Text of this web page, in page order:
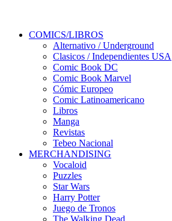
COMICS/LIBROS
Alternativo / Underground
Clasicos / Independientes USA
Comic Book DC
Comic Book Marvel
Cómic Europeo
Comic Latinoamericano
Libros
Manga
Revistas
Tebeo Nacional
MERCHANDISING
Vocaloid
Puzzles
Star Wars
Harry Potter
Juego de Tronos